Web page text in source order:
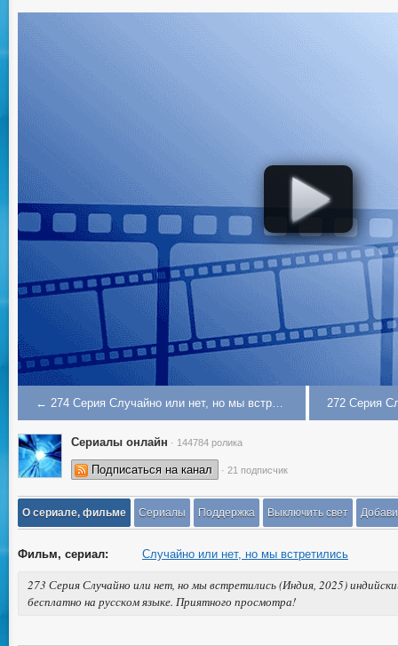
← 274 Серия Случайно или нет, но мы встретились
Сериалы онлайн · 144784 ролика
Подписаться на канал · 21 подписчик
О сериале, фильме Сериалы Поддержка Выключить свет
Фильм, сериал: Случайно или нет, но мы встретились
273 Серия Случайно или нет, но мы встретились (Индия, 2025)
бесплатно на русском языке. Приятного просмотра!